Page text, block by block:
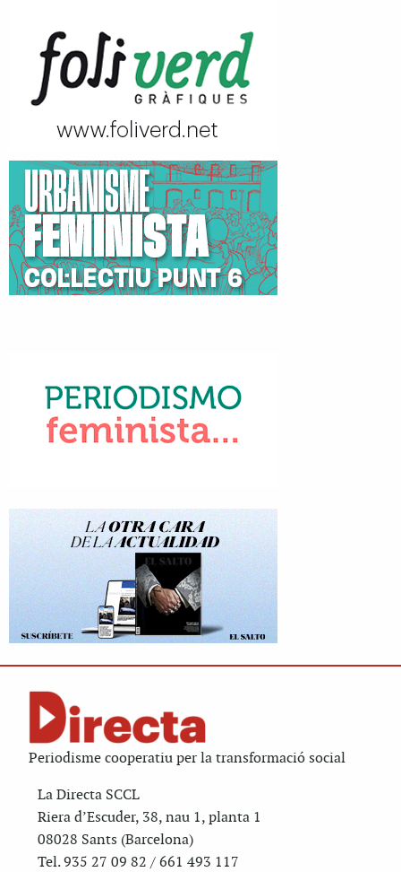
Periodisme cooperatiu per la transformació social
La Directa SCCL
Riera d’Escuder, 38, nau 1, planta 1
08028 Sants (Barcelona)
Tel. 935 27 09 82 / 661 493 117